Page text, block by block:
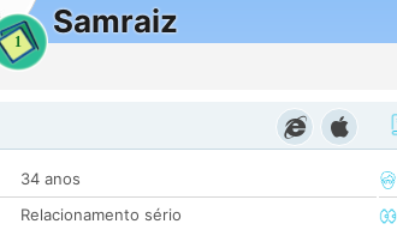
1
Samraiz
34 anos
Relacionamento sério